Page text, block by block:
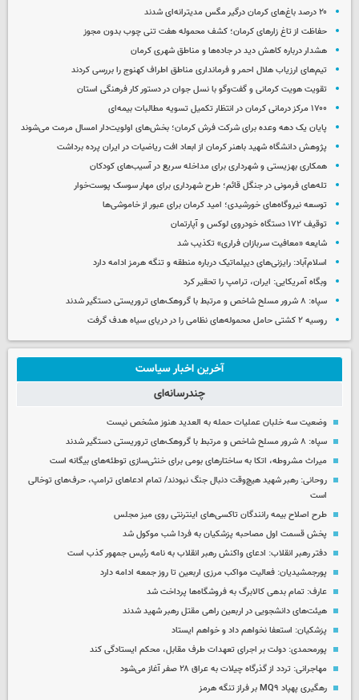
۲۰ درصد باغ‌های کرمان درگیر مگس مدیترانه‌ای شدند
حفاظت از تاغ زارهای کرمان؛ کشف محموله هفت تنی چوب بدون مجوز
هشدار درباره کاهش دید در جاده‌ها و مناطق شهری کرمان
تیم‌های ارزیاب هلال احمر و فرمانداری مناطق اطراف کهنوج را بررسی کردند
تقویت هویت کرمانی و گفت‌وگو با نسل جوان در دستور کار فرهنگی استان
۱۷۰۰ مرکز درمانی کرمان در انتظار تکمیل تسویه مطالبات بیمه‌ای
پایان یک دهه وعده برای شرکت فرش کرمان؛ بخش‌های اولویت‌دار امسال مرمت می‌شوند
پژوهش دانشگاه شهید باهنر کرمان از ابعاد افت ریاضیات در ایران پرده برداشت
همکاری بهزیستی و شهرداری برای مداخله سریع در آسیب‌های کودکان
تله‌های فرمونی در جنگل قائم؛ طرح شهرداری برای مهار سوسک پوست‌خوار
توسعه نیروگاه‌های خورشیدی؛ امید کرمان برای عبور از خاموشی‌ها
توقیف ۱۷۲ دستگاه خودروی لوکس و آپارتمان
شایعه «معافیت سربازان فراری» تکذیب شد
اسلام‌آباد: رایزنی‌های دیپلماتیک درباره منطقه و تنگه هرمز ادامه دارد
وبگاه آمریکایی: ایران، ترامپ را تحقیر کرد
سپاه: ۸ شرور مسلح شاخص و مرتبط با گروهک‌های تروریستی دستگیر شدند
روسیه ۲ کشتی حامل محموله‌های نظامی را در دریای سیاه هدف گرفت
آخرین اخبار سیاست
چندرسانه‌ای
وضعیت سه خلبان عملیات حمله به العدید هنوز مشخص نیست
سپاه: ۸ شرور مسلح شاخص و مرتبط با گروهک‌های تروریستی دستگیر شدند
میراث مشروطه، اتکا به ساختارهای بومی برای خنثی‌سازی توطئه‌های بیگانه است
روحانی: رهبر شهید هیچ‌وقت دنبال جنگ نبودند/ تمام ادعاهای ترامپ، حرف‌های توخالی
است
طرح اصلاح بیمه رانندگان تاکسی‌های اینترنتی روی میز مجلس
پخش قسمت اول مصاحبه پزشکیان به فردا شب موکول شد
دفتر رهبر انقلاب: ادعای واکنش رهبر انقلاب به نامه رئیس جمهور کذب است
پورجمشیدیان: فعالیت مواکب مرزی اربعین تا روز جمعه ادامه دارد
عارف: تمام بدهی کالابرگ به فروشگاه‌ها پرداخت شد
هیئت‌های دانشجویی در اربعین راهی مقتل رهبر شهید شدند
پزشکیان: استعفا نخواهم داد و خواهم ایستاد
پورمحمدی: دولت بر اجرای تعهدات طرف مقابل، محکم ایستادگی کند
مهاجرانی: تردد از گذرگاه چیلات به عراق ۲۸ صفر آغاز می‌شود
رهگیری پهپاد MQ۹ بر فراز تنگه هرمز